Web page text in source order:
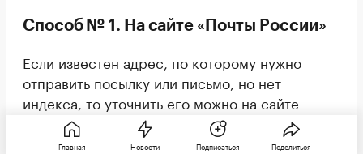
Способ № 1. На сайте «Почты России»
Если известен адрес, по которому нужно
отправить посылку или письмо, но нет
индекса, то уточнить его можно на сайте
«Почты России». Пошагово алгоритм действий
будет таким:
Главная Новости Подписаться Поделиться